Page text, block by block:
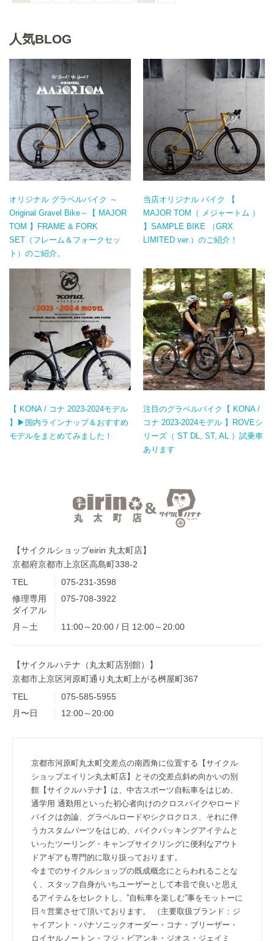
人気BLOG
オリジナル グラベルバイク ～
Original Gravel Bike～【 MAJOR
TOM 】FRAME & FORK
SET（フレーム＆フォークセッ
ト）のご紹介。
当店オリジナル バイク 【
MAJOR TOM（ メジャートム ）
】SAMPLE BIKE （GRX
LIMITED ver.）のご紹介！
【 KONA / コナ 2023-2024モデル
】▶国内ラインナップ＆おすすめ
モデルをまとめてみました！
注目のグラベルバイク【 KONA /
コナ 2023-2024モデル 】ROVEシ
リーズ（ ST DL, ST, AL ）試乗車
あります
【サイクルショップeirin 丸太町店】
京都府京都市上京区高島町338-2
TEL
075-231-3598
修理専用
ダイアル
075-708-3922
月～土 11:00～20:00 / 日 12:00～20:00
【サイクルハテナ（丸太町店別館）】
京都市上京区河原町通り丸太町上がる桝屋町367
TEL
075-585-5955
月〜日
12:00～20:00
京都市河原町丸太町交差点の南西角に位置する【サイクル
ショップエイリン丸太町店】とその交差点斜め向かいの別
館【サイクルハテナ】は、中古スポーツ自転車をはじめ、
通学用 通勤用といった初心者向けのクロスバイクやロード
バイクは勿論、グラベルロードやシクロクロス、それに伴
うカスタムパーツをはじめ、バイクパッキングアイテムと
いったツーリング・キャンプサイクリングに便利なアウト
ドアギアも専門的に取り扱っております。
今までのサイクルショップの既成概念にとらわれることな
く、スタッフ自身がいちユーザーとして本音で良いと思え
るアイテムをセレクトし、”自転車を楽しむ”事をモットーに
日々営業させて頂いております。 （主要取扱ブランド：ジ
ャイアント・パナソニックオーダー・コナ・ブリーザー・
ロイヤルノートン・フジ・ビアンキ・ジオス・ジェイミ